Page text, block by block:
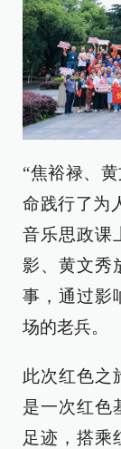
“焦裕禄、
命践行了为
音乐思政课
影、黄文秀
事，通过影
场的老兵。
此次红色之
是一次红色
足迹，搭乘